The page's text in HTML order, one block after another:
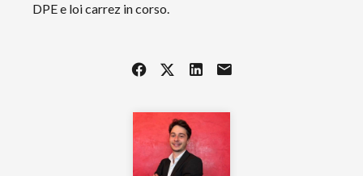
DPE e loi carrez in corso.